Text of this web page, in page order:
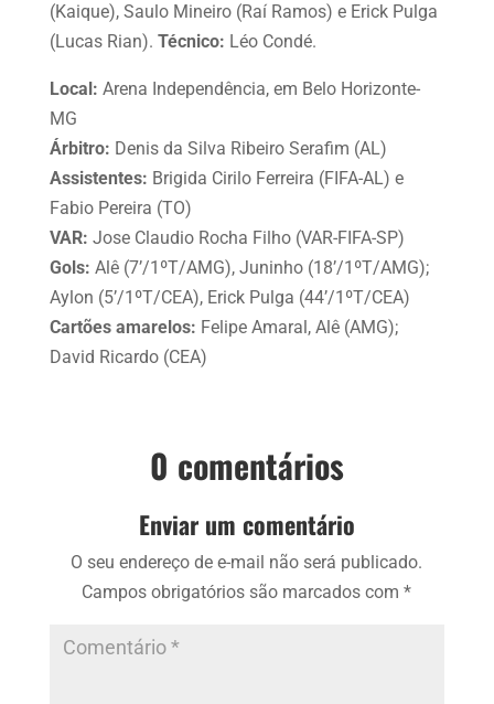
(Kaique), Saulo Mineiro (Raí Ramos) e Erick Pulga
(Lucas Rian). Técnico: Léo Condé.
Local: Arena Independência, em Belo Horizonte-
MG
Árbitro: Denis da Silva Ribeiro Serafim (AL)
Assistentes: Brigida Cirilo Ferreira (FIFA-AL) e
Fabio Pereira (TO)
VAR: Jose Claudio Rocha Filho (VAR-FIFA-SP)
Gols: Alê (7’/1ºT/AMG), Juninho (18’/1ºT/AMG);
Aylon (5’/1ºT/CEA), Erick Pulga (44’/1ºT/CEA)
Cartões amarelos: Felipe Amaral, Alê (AMG);
David Ricardo (CEA)
0 comentários
Enviar um comentário
O seu endereço de e-mail não será publicado.
Campos obrigatórios são marcados com*